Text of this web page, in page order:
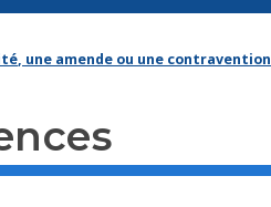
une amende ou une contravention